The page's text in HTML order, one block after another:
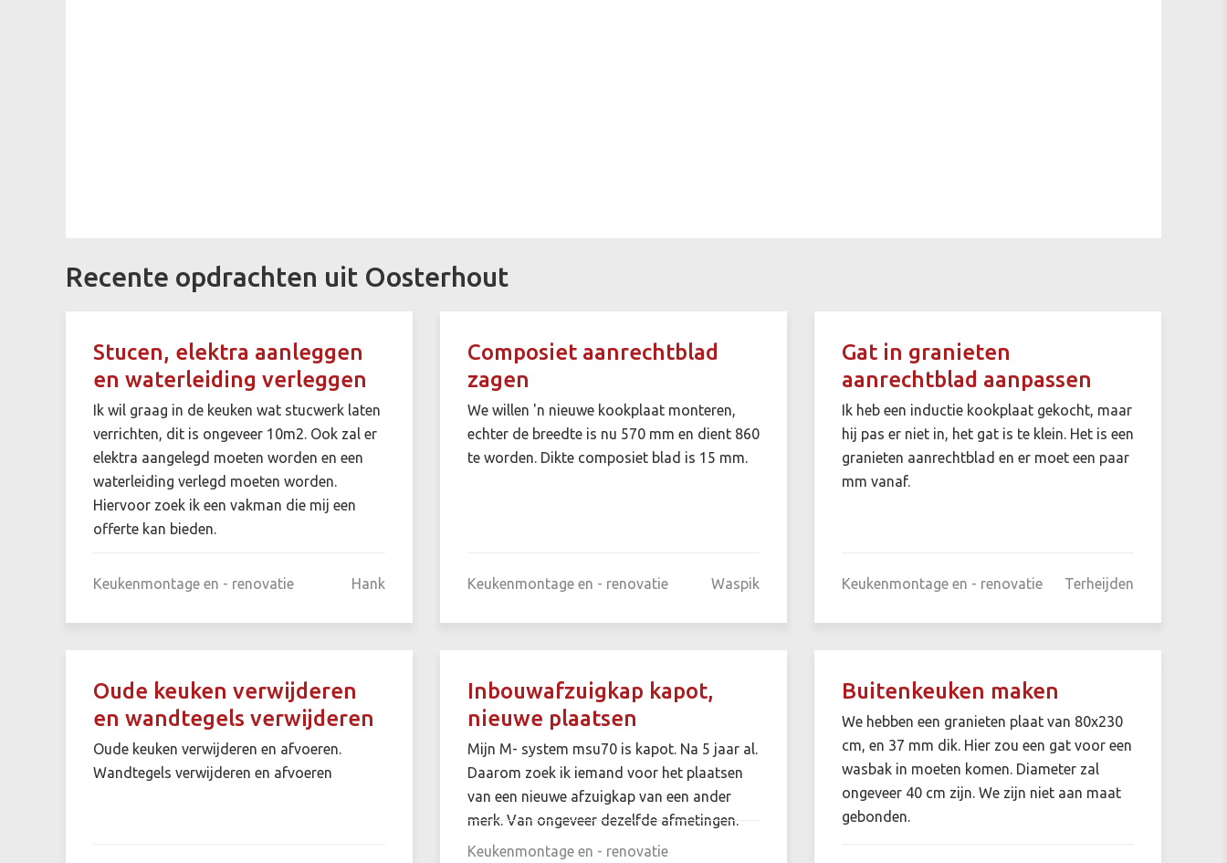
Recente opdrachten uit Oosterhout
Stucen, elektra aanleggen
en waterleiding verleggen
Ik wil graag in de keuken wat stucwerk laten
verrichten, dit is ongeveer 10m2. Ook zal er
elektra aangelegd moeten worden en een
waterleiding verlegd moeten worden.
Hiervoor zoek ik een vakman die mij een
offerte kan bieden.
Keukenmontage en - renovatie Hank
Composiet aanrechtblad
zagen
We willen 'n nieuwe kookplaat monteren,
echter de breedte is nu 570 mm en dient 860
te worden. Dikte composiet blad is 15 mm.
Keukenmontage en - renovatie Waspik
Gat in granieten
aanrechtblad aanpassen
Ik heb een inductie kookplaat gekocht, maar
hij pas er niet in, het gat is te klein. Het is een
granieten aanrechtblad en er moet een paar
mm vanaf.
Keukenmontage en - renovatie Terheijden
Oude keuken verwijderen
en wandtegels verwijderen
Oude keuken verwijderen en afvoeren.
Wandtegels verwijderen en afvoeren
Inbouwafzuigkap kapot,
nieuwe plaatsen
Mijn M- system msu70 is kapot. Na 5 jaar al.
Daarom zoek ik iemand voor het plaatsen
van een nieuwe afzuigkap van een ander
merk. Van ongeveer dezelfde afmetingen.
Keukenmontage en - renovatie
Buitenkeuken maken
We hebben een granieten plaat van 80x230
cm, en 37 mm dik. Hier zou een gat voor een
wasbak in moeten komen. Diameter zal
ongeveer 40 cm zijn. We zijn niet aan maat
gebonden.